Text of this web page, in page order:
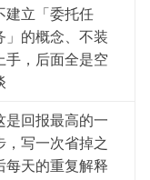
建立「委托任
」的概念、不装
手，后面全是空
是回报最高的一
，写一次省掉之
每天的重复解释